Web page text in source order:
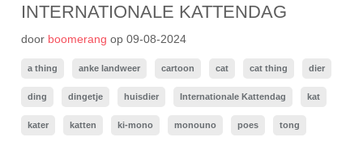
INTERNATIONALE KATTENDAG
door boomerang op09-08-2024
a thing anke landweer cartoon cat cat thing dier
ding dingetje huisdier Internationale Kattendag kat
kater katten ki-mono monouno poes tong